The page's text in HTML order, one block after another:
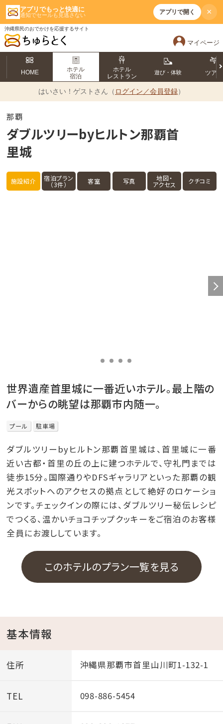
アプリでもっと快適に
通知でセールも見逃さない アプリで開く ×
沖縄県民のおでかけを応援するサイト
マイページ
HOME
ホテル
宿泊
ホテル
レストラン
遊び・体験 ツアー
はいさい！ ゲストさん（ ログイン／会員登録）
那覇
ダブルツリーbyヒルトン那覇首
里城
施設紹介 宿泊プラン
（3件） 客室 写真 地図・
アクセス クチコミ
世界遺産首里城に一番近いホテル。最上階の
バーからの眺望は那覇市内随一。
プール 駐車場
ダブルツリーbyヒルトン那覇首里城は、首里城に一番
近い古都・首里の丘の上に建つホテルで、守礼門までは
徒歩15分。国際通りやDFSギャラリアといった那覇の観
光スポットへのアクセスの拠点として絶好のロケーショ
ンです。チェックインの際には、ダブルツリー秘伝レシピ
でつくる、温かいチョコチップクッキーをご宿泊のお客様
全員にお渡ししています。
このホテルのプラン一覧を見る
基本情報
住所 沖縄県那覇市首里山川町1-132-1
TEL 098-886-5454